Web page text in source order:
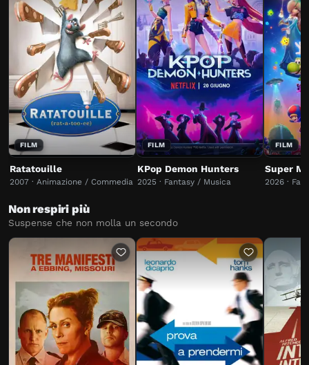
FILM
Ratatouille
2007 · Animazione / Commedia
FILM
KPop Demon Hunters
2025 · Fantasy / Musica
FILM
2026 ·
Non respiri più
Suspense che non molla un secondo